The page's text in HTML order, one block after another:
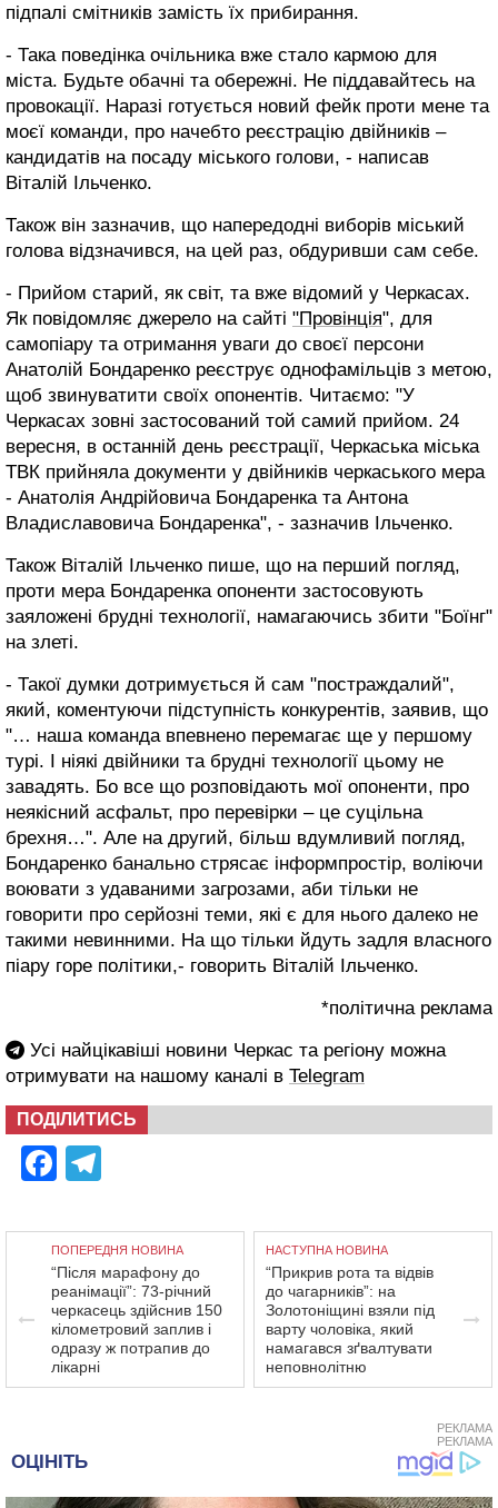
підпалі смітників замість їх прибирання.
- Така поведінка очільника вже стало кармою для
міста. Будьте обачні та обережні. Не піддавайтесь на
провокації. Наразі готується новий фейк проти мене та
моєї команди, про начебто реєстрацію двійників –
кандидатів на посаду міського голови, - написав
Віталій Ільченко.
Також він зазначив, що напередодні виборів міський
голова відзначився, на цей раз, обдуривши сам себе.
- Прийом старий, як світ, та вже відомий у Черкасах.
Як повідомляє джерело на сайті "Провінція", для
самопіару та отримання уваги до своєї персони
Анатолій Бондаренко реєструє однофамільців з метою,
щоб звинуватити своїх опонентів. Читаємо: "У
Черкасах зовні застосований той самий прийом. 24
вересня, в останній день реєстрації, Черкаська міська
ТВК прийняла документи у двійників черкаського мера
- Анатолія Андрійовича Бондаренка та Антона
Владиславовича Бондаренка", - зазначив Ільченко.
Також Віталій Ільченко пише, що на перший погляд,
проти мера Бондаренка опоненти застосовують
заяложені брудні технології, намагаючись збити "Боїнг"
на злеті.
- Такої думки дотримується й сам "постраждалий",
який, коментуючи підступність конкурентів, заявив, що
"… наша команда впевнено перемагає ще у першому
турі. І ніякі двійники та брудні технології цьому не
завадять. Бо все що розповідають мої опоненти, про
неякісний асфальт, про перевірки – це суцільна
брехня…". Але на другий, більш вдумливий погляд,
Бондаренко банально стрясає інформпростір, воліючи
воювати з удаваними загрозами, аби тільки не
говорити про серйозні теми, які є для нього далеко не
такими невинними. На що тільки йдуть задля власного
піару горе політики,- говорить Віталій Ільченко.
*політична реклама
Усі найцікавіші новини Черкас та регіону можна
отримувати на нашому каналі в Telegram
ПОДІЛИТИСЬ
Facebook
ПОПЕРЕДНЯ НОВИНА
“Після марафону до
реанімації”: 73-річний
черкасець здійснив 150
кілометровий заплив і
одразу ж потрапив до
лікарні
НАСТУПНА НОВИНА
“Прикрив рота та відвів
до чагарників”: на
Золотоніщині взяли під
варту чоловіка, який
намагався зґвалтувати
неповнолітню
РЕКЛАМА
РЕКЛАМА